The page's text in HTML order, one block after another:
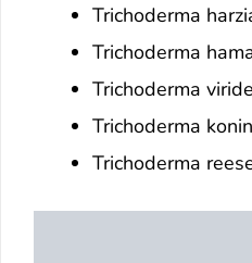
Trichoderma
Trichoderma
Trichoderma
Trichoderma
Trichoderma